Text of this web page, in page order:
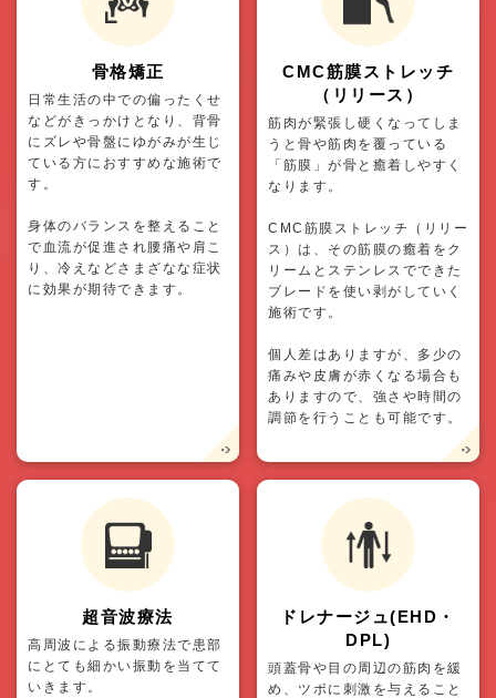
骨格矯正
日常生活の中での偏ったくせ
などがきっかけとなり、背骨
にズレや骨盤にゆがみが生じ
ている方におすすめな施術で
す。
身体のバランスを整えること
で血流が促進され腰痛や肩こ
り、冷えなどさまざなな症状
に効果が期待できます。
CMC筋膜ストレッチ
（リリース）
筋肉が緊張し硬くなってしま
うと骨や筋肉を覆っている
「筋膜」が骨と癒着しやすく
なります。
CMC筋膜ストレッチ（リリー
ス）は、その筋膜の癒着をク
リームとステンレスでできた
ブレードを使い剥がしていく
施術です。
個人差はありますが、多少の
痛みや皮膚が赤くなる場合も
ありますので、強さや時間の
調節を行うことも可能です。
超音波療法
高周波による振動療法で患部
にとても細かい振動を当てて
いきます。
ドレナージュ(EHD・
DPL)
頭蓋骨や目の周辺の筋肉を緩
め、ツボに刺激を与えること